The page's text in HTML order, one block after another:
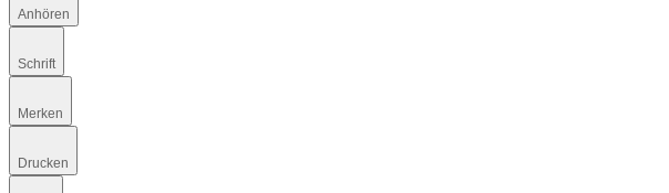
Anhören
Schrift
Merken
Drucken